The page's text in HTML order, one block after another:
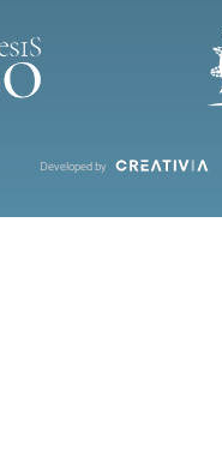
Developed by